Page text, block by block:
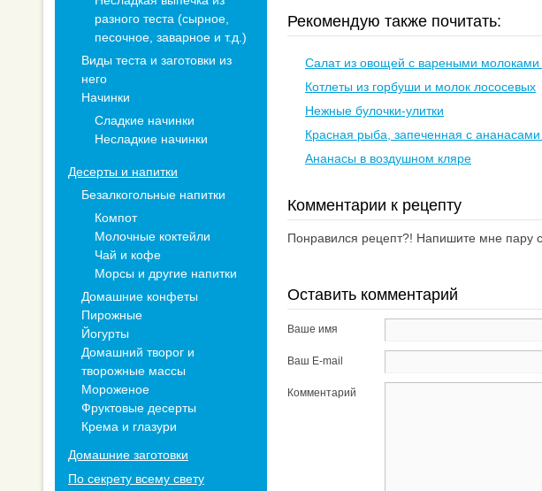
Рекомендую также почитать:
Салат из овощей с вареными молоками
Котлеты из горбуши и молок лососевых
Нежные булочки-улитки
Красная рыба, запеченная с
Ананасы в воздушном кляре
Комментарии к рецепту
Понравился рецепт?! Напишите мне пару
Оставить комментарий
Ваше имя
Ваш E-mail
Комментарий
разного теста (сырное,
песочное, заварное и т.д.)
Виды теста и заготовки из
него
Начинки
Сладкие начинки
Несладкие начинки
Десерты и напитки
Безалкогольные напитки
Компот
Молочные коктейли
Чай и кофе
Морсы и другие напитки
Домашние конфеты
Пирожные
Йогурты
Домашний творог и
творожные массы
Мороженое
Фруктовые десерты
Крема и глазури
Домашние заготовки
По секрету всему свету